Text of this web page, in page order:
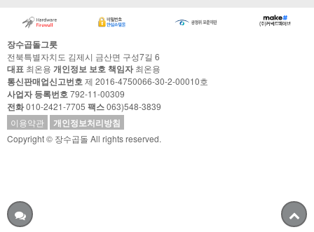
장수곱돌그릇
전북특별자치도 김제시 금산면 구성7길 6
대표 최온용 개인정보 보호 책임자최온용
통신판매업신고번호제 2016-4750066-30-2-00010호
사업자 등록번호792-11-00309
전화010-2421-7705 팩스063)548-3839
이용약관
개인정보처리방침
Copyright © 장수곱돌 All rights reserved.